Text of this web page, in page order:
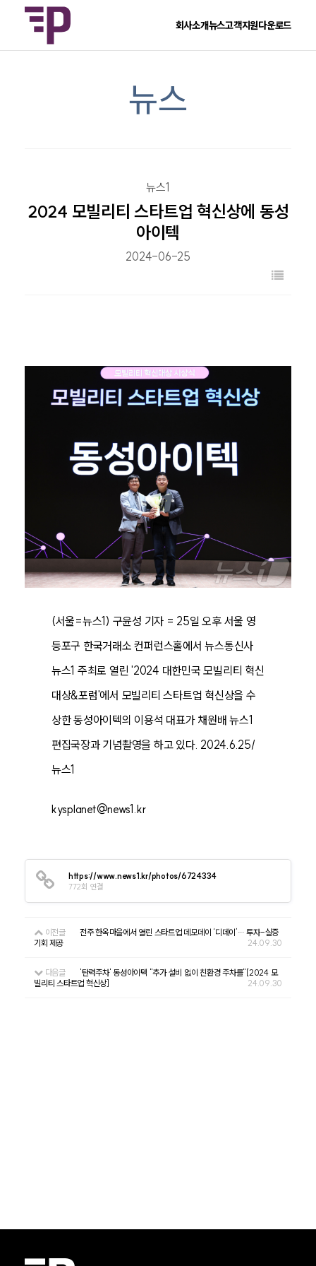
회사소개뉴스고객지원다운로드
뉴스
뉴스1
2024 모빌리티 스타트업 혁신상에 동성
아이텍
2024-06-25
(서울=뉴스1) 구윤성 기자 = 25일 오후 서울 영
등포구 한국거래소 컨퍼런스홀에서 뉴스통신사
뉴스1 주최로 열린 '2024 대한민국 모빌리티 혁신
대상&포럼'에서 모빌리티 스타트업 혁신상을 수
상한 동성아이텍의 이용석 대표가 채원배 뉴스1
편집국장과 기념촬영을 하고 있다. 2024.6.25/
뉴스1
kysplanet@news1.kr
https://www.news1.kr/photos/6724334
772회 연결
이전글
전주 한옥마을에서 열린 스타트업 데모데이 ‘디데이’… 투자-실증
기회 제공
24.09.30
다음글
'탄력주차' 동성아이텍 "추가 설비 없이 친환경 주차를"[2024 모
빌리티 스타트업 혁신상]
24.09.30